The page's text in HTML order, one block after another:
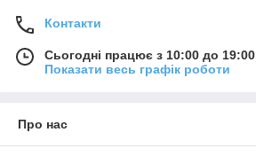
Контакти
Сьогодні працює з 10:00 до 19:00
Показати весь графік роботи
Про нас